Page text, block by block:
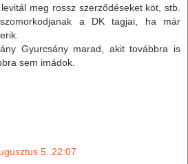
meg rossz szerződéseket köt, stb.
a DK tagjai, ha már
Gyurcsány marad, akit továbbra is
sem imádok.
5. 22:07